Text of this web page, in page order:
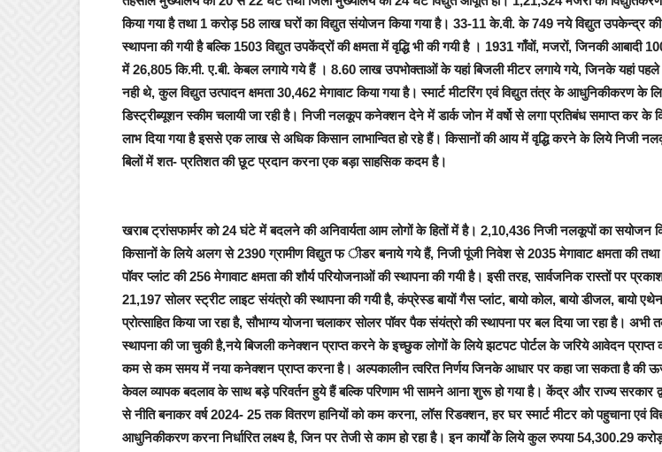
किया गया है तथा 1 करोड़ 58 लाख घरों का विद्युत संयोजन किया गया है। 33-11 के.वी. के 749 नये विद्युत उपकेन्द्र
स्थापना की गयी है बल्कि 1503 विद्युत उपकेंद्रों की क्षमता में वृद्धि भी की गयी है । 1931 गाँवों, मजरों, जिनकी आबादी
में 26,805 कि.मी. ए.बी. केबल लगाये गये हैं । 8.60 लाख उपभोक्ताओं के यहां बिजली मीटर लगाये गये, जिनके यहां पहले
नही थे, कुल विद्युत उत्पादन क्षमता 30,462 मेगावाट किया गया है। स्मार्ट मीटरिंग एवं विद्युत तंत्र के आधुनिकीकरण के
डिस्ट्रीब्यूशन स्कीम चलायी जा रही है। निजी नलकूप कनेक्शन देने में डार्क जोन में वर्षो से लगा प्रतिबंध समाप्त कर के
लाभ दिया गया है इससे एक लाख से अधिक किसान लाभान्वित हो रहे हैं। किसानों की आय में वृद्धि करने के लिये निजी
बिलों में शत- प्रतिशत की छूट प्रदान करना एक बड़ा साहसिक कदम है।
खराब ट्रांसफार्मर को 24 घंटे में बदलने की अनिवार्यता आम लोगों के हितों में है। 2,10,436 निजी नलकूपों का सयोजन
किसानों के लिये अलग से 2390 ग्रामीण विद्युत फ ीडर बनाये गये हैं, निजी पूंजी निवेश से 2035 मेगावाट क्षमता की
पॉवर प्लांट की 256 मेगावाट क्षमता की शौर्य परियोजनाओं की स्थापना की गयी है। इसी तरह, सार्वजनिक रास्तों पर
21,197 सोलर स्ट्रीट लाइट संयंत्रो की स्थापना की गयी है, कंप्रेस्ड बायों गैस प्लांट, बायो कोल, बायो डीजल, बायो
प्रोत्साहित किया जा रहा है, सौभाग्य योजना चलाकर सोलर पॉवर पैक संयंत्रो की स्थापना पर बल दिया जा रहा है।
स्थापना की जा चुकी है,नये बिजली कनेक्शन प्राप्त करने के इच्छुक लोगों के लिये झटपट पोर्टल के जरिये आवेदन प्राप्त
कम से कम समय में नया कनेक्शन प्राप्त करना है। अल्पकालीन त्वरित निर्णय जिनके आधार पर कहा जा सकता है की
केवल व्यापक बदलाव के साथ बड़े परिवर्तन हुये हैं बल्कि परिणाम भी सामने आना शुरू हो गया है। केंद्र और राज्य सरकार
से नीति बनाकर वर्ष 2024- 25 तक वितरण हानियों को कम करना, लॉस रिडक्शन, हर घर स्मार्ट मीटर को पहुचाना एवं
आधुनिकीकरण करना निर्धारित लक्ष्य है, जिन पर तेजी से काम हो रहा है। इन कार्यों के लिये कुल रुपया 54,300.29